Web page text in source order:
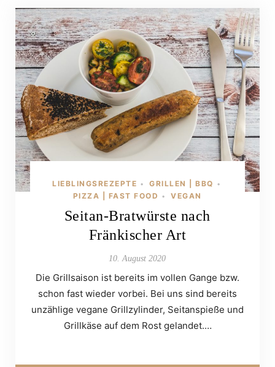
LIEBLINGSREZEPTE • GRILLEN | BBQ •
PIZZA | FAST FOOD • VEGAN
Seitan-Bratwürste nach
Fränkischer Art
10. August 2020
Die Grillsaison ist bereits im vollen Gange bzw.
schon fast wieder vorbei. Bei uns sind bereits
unzählige vegane Grillzylinder, Seitanspieße und
Grillkäse auf dem Rost gelandet.…